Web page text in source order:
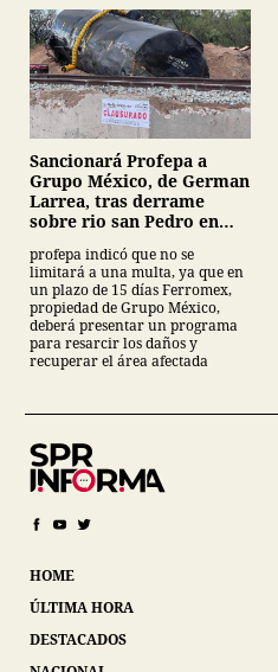
Sancionará Profepa a
Grupo México, de German
Larrea, tras derrame
sobre rio san Pedro en
profepa indicó que no se
limitará a una multa, ya que en
un plazo de 15 días Ferromex,
propiedad de Grupo México,
deberá presentar un programa
para resarcir los daños y
recuperar el área afectada
HOME
ÚLTIMA HORA
DESTACADOS